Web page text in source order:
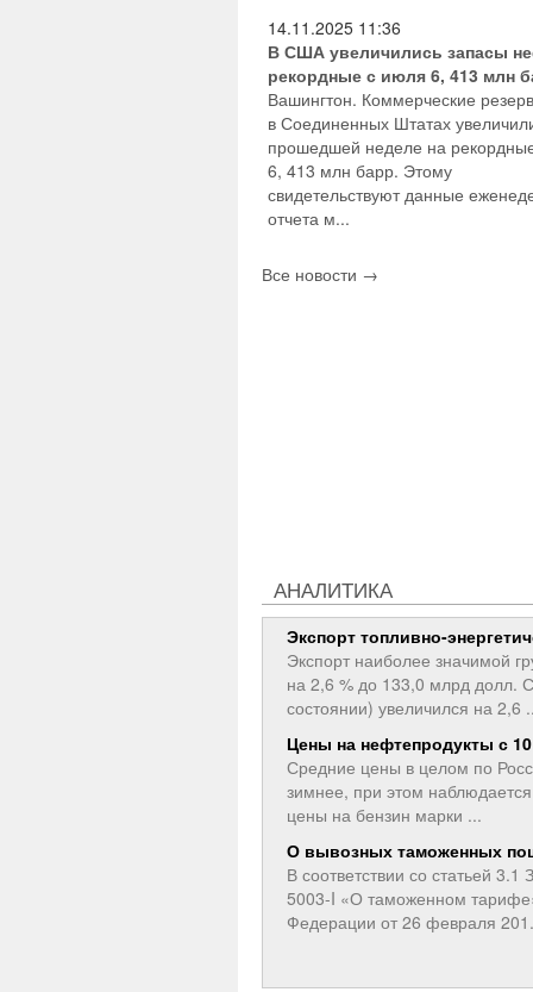
14.11.2025 11:36
В США увеличились запасы
рекордные с июля 6, 413 млн
Вашингтон. Коммерческие
в Соединенных Штатах
прошедшей неделе на
6, 413 млн барр. Этому
свидетельствуют данные
отчета м...
Все новости →
АНАЛИТИКА
Экспорт топливно-
Экспорт наиболее значимой
на 2,6 % до 133,0 млрд долл.
состоянии) увеличился на 2,6
Цены на нефтепродукты с
Средние цены в целом по
зимнее, при этом
цены на бензин марки ...
О вывозных таможенных
В соответствии со статьей
5003-I «О таможенном
Федерации от 26 февраля